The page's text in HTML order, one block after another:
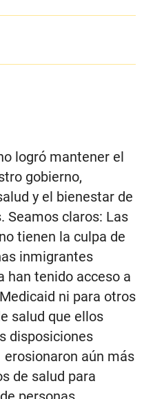
logró mantener el
gobierno,
y el bienestar de
Seamos claros: Las
tienen la culpa de
inmigrantes
han tenido acceso a
ni para otros
salud que ellos
disposiciones
erosionaron aún más
de salud para